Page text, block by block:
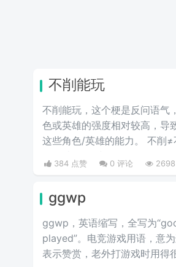
不削能玩
不削能玩，这个梗是反问语气
色或英雄的强度相对较高，导
这些角色/英雄的能力。 不削≠
384 点赞 0 评论
ggwp
ggwp，英‌‌‌‌‌‌‌‌‌‌‌语缩写，全写为
played”。电竞游戏用语，意
表示赞赏，老外打游戏时用得